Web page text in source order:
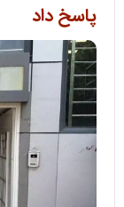
پاسخ داد